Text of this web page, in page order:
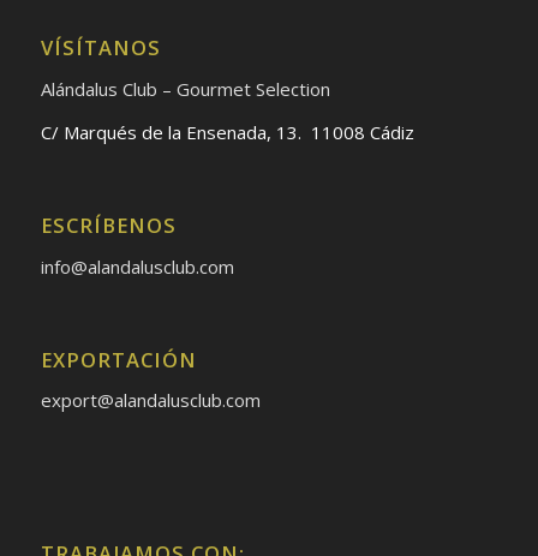
VÍSÍTANOS
Alándalus Club – Gourmet Selection
C/ Marqués de la Ensenada, 13. 11008 Cádiz
ESCRÍBENOS
info@alandalusclub.com
EXPORTACIÓN
export@alandalusclub.com